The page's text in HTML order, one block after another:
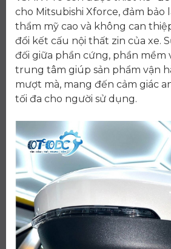
cho Mitsubishi Xforce, đảm bảo
thẩm mỹ cao và không can
đổi kết cấu nội thất zin của xe.
đối giữa phần cứng, phần mềm
trung tâm giúp sản phẩm vận
mượt mà, mang đến cảm giác
tối đa cho người sử dụng.